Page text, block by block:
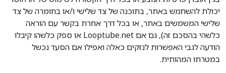
יכולת להשתמש באתר, בתוכנה של צד שלישי ו/או בחומרה של צד
שלישי המשמשים באתר, או בכל דרך אחרת בקשר עם הוראה
כלשהי בהסכם זה), גם אם Looptube.net או ספק כלשהו קיבלו
הודעה לגבי האפשרות לנזקים כאלה ואפילו אם הסעד נכשל
במטרתו המהותית.